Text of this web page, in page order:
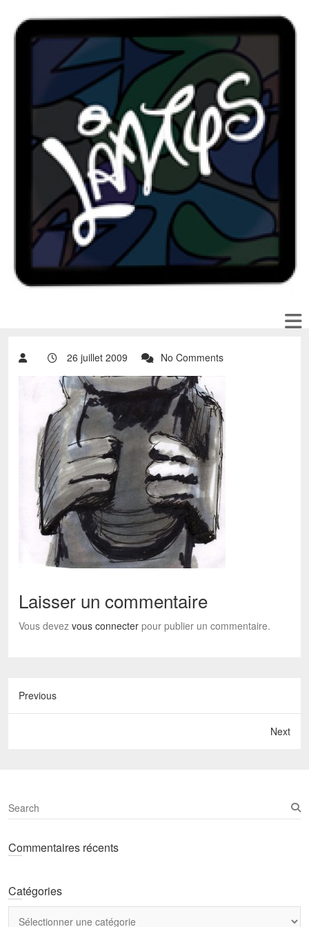
26 juillet 2009 No Comments
Laisser un commentaire
Vous devez vous connecter pour publier un commentaire.
Previous
Next
S
e
r
Commentaires récents
Catégories